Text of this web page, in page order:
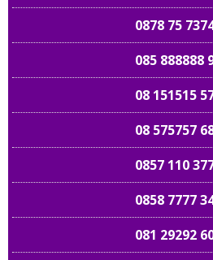
0878 75
085 888888
08 151515
08 575757
0857 110
0858 7777
081 29292